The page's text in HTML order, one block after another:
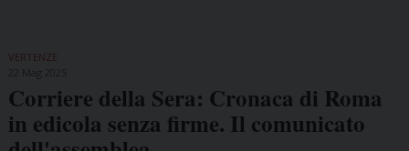
VERTENZE
Corriere della Sera: Cronaca di Roma
in edicola senza firme. Il comunicato